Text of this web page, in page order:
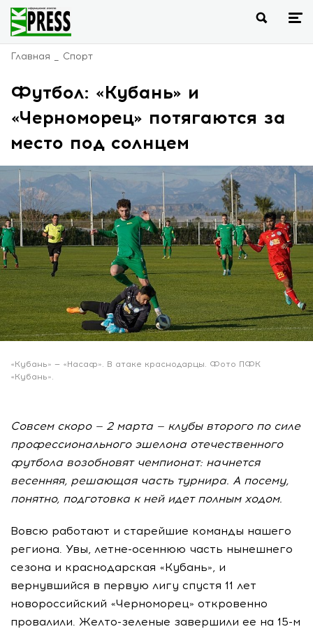
Главная Спорт
Футбол: «Кубань» и
«Черноморец» потягаются за
место под солнцем
«Кубань» — «Насаф». В атаке краснодарцы. Фото ПФК
«Кубань».
Совсем скоро — 2 марта — клубы второго по силе
профессионального эшелона отечественного
футбола возобновят чемпионат: начнется
весенняя, решающая часть турнира. А посему,
понятно, подготовка к ней идет полным ходом.
Вовсю работают и старейшие команды нашего
региона. Увы, летне-осеннюю часть нынешнего
сезона и краснодарская «Кубань», и
вернувшийся в первую лигу спустя 11 лет
новороссийский «Черноморец» откровенно
провалили. Желто-зеленые завершили ее на 15-м